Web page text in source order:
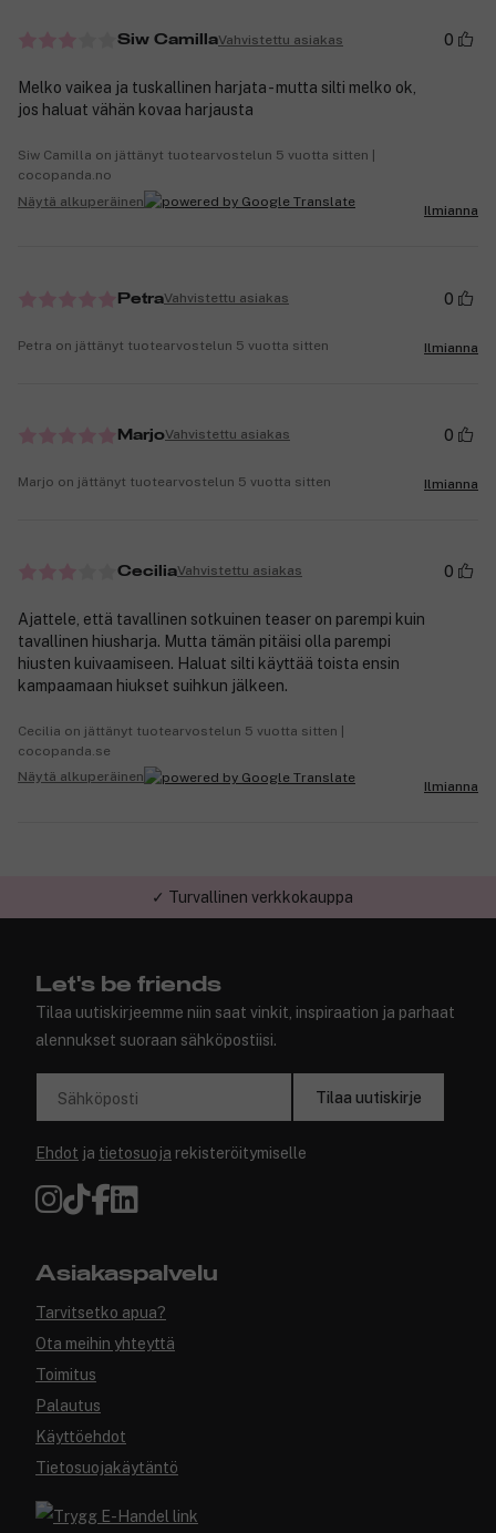
Siw CamillaVahvistettu asiakas 0
Melko vaikea ja tuskallinen harjata - mutta silti melko ok,
jos haluat vähän kovaa harjausta
Siw Camilla on jättänyt tuotearvostelun 5 vuotta sitten |
cocopanda.no
Näytä alkuperäinen
Ilmianna
PetraVahvistettu asiakas 0
Petra on jättänyt tuotearvostelun 5 vuotta sitten Ilmianna
MarjoVahvistettu asiakas 0
Marjo on jättänyt tuotearvostelun 5 vuotta sitten Ilmianna
CeciliaVahvistettu asiakas 0
Ajattele, että tavallinen sotkuinen teaser on parempi kuin
tavallinen hiusharja. Mutta tämän pitäisi olla parempi
hiusten kuivaamiseen. Haluat silti käyttää toista ensin
kampaamaan hiukset suihkun jälkeen.
Cecilia on jättänyt tuotearvostelun 5 vuotta sitten |
cocopanda.se
Näytä alkuperäinen
Ilmianna
✓ Turvallinen verkkokauppa
Let's be friends
Tilaa uutiskirjeemme niin saat vinkit, inspiraation ja parhaat
alennukset suoraan sähköpostiisi.
Sähköposti Tilaa uutiskirje
Ehdot ja tietosuoja rekisteröitymiselle
Asiakaspalvelu
Tarvitsetko apua?
Ota meihin yhteyttä
Toimitus
Palautus
Käyttöehdot
Tietosuojakäytäntö